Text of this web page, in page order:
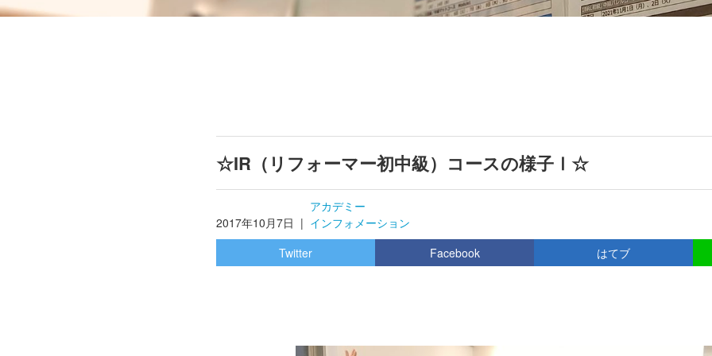
☆IR（リフォーマー初中級）コースの様子Ⅰ☆
2017年10月7日 |
アカデミー
インフォメーション
Twitter
Facebook はてブ